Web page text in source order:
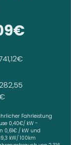
282,55
Fahrleistung
0,40€/ kW -
0,61€ / kW und
kW/ 100km